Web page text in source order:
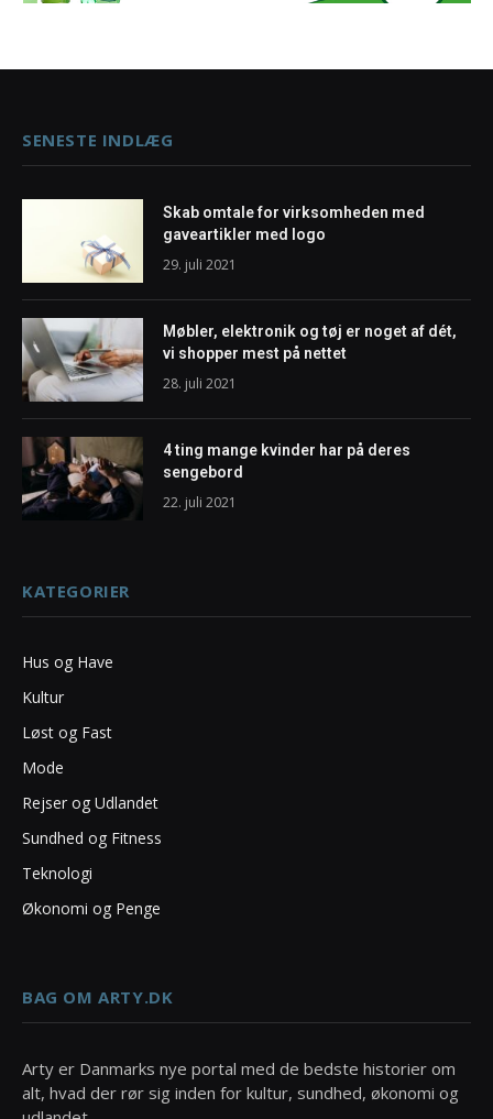
SENESTE INDLÆG
Skab omtale for virksomheden med
gaveartikler med logo
29. juli 2021
Møbler, elektronik og tøj er noget af dét,
vi shopper mest på nettet
28. juli 2021
4 ting mange kvinder har på deres
sengebord
22. juli 2021
KATEGORIER
Hus og Have
Kultur
Løst og Fast
Mode
Rejser og Udlandet
Sundhed og Fitness
Teknologi
Økonomi og Penge
BAG OM ARTY.DK
Arty er Danmarks nye portal med de bedste historier om
alt, hvad der rør sig inden for kultur, sundhed, økonomi og